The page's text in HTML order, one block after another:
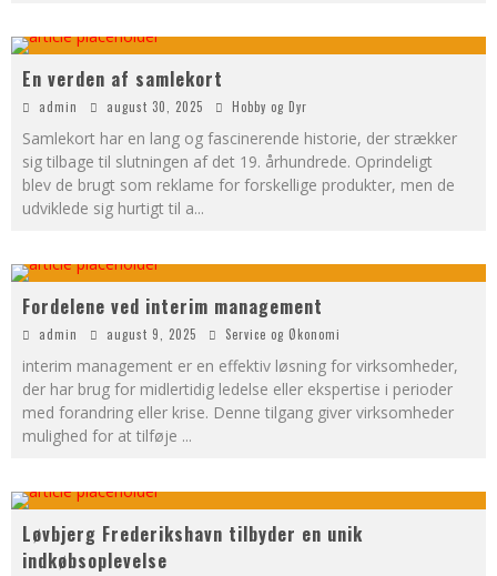
En verden af samlekort
admin august 30, 2025 Hobby og Dyr
Samlekort har en lang og fascinerende historie, der strækker
sig tilbage til slutningen af det 19. århundrede. Oprindeligt
blev de brugt som reklame for forskellige produkter, men de
udviklede sig hurtigt til a...
Fordelene ved interim management
admin august 9, 2025 Service og Økonomi
interim management er en effektiv løsning for virksomheder,
der har brug for midlertidig ledelse eller ekspertise i perioder
med forandring eller krise. Denne tilgang giver virksomheder
mulighed for at tilføje ...
Løvbjerg Frederikshavn tilbyder en unik
indkøbsoplevelse